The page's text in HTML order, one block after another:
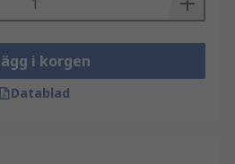
i korgen
Datablad